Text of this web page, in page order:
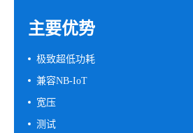
主要优势
极致超低功耗
兼容NB-IoT
宽压
测试